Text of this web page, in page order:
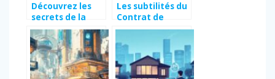
Découvrez les
secrets de la
vente d’une villa
de luxe à Saint-
Tropez
Les subtilités du
Contrat de
location-
accession : Une
analyse des
disparités
territoriales